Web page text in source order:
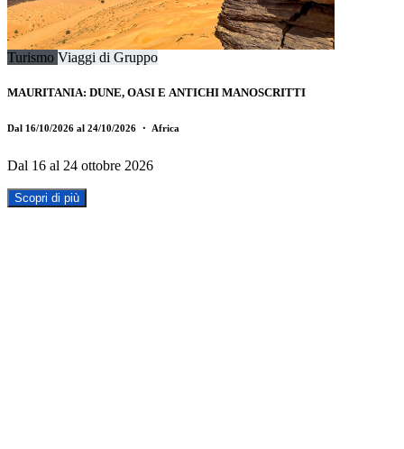
Turismo Viaggi di Gruppo
MAURITANIA: DUNE, OASI E ANTICHI MANOSCRITTI
Dal 16/10/2026 al 24/10/2026 ・ Africa
Dal 16 al 24 ottobre 2026
Scopri di più